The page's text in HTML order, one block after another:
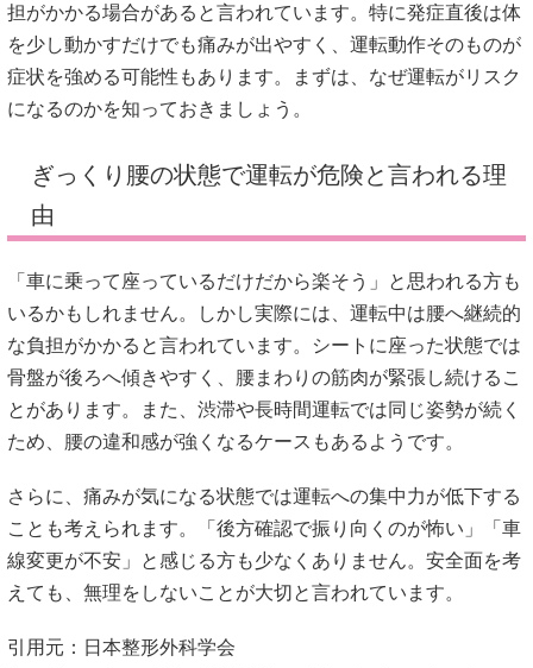
担がかかる場合があると言われています。特に発症直後は体
を少し動かすだけでも痛みが出やすく、運転動作そのものが
症状を強める可能性もあります。まずは、なぜ運転がリスク
になるのかを知っておきましょう。
ぎっくり腰の状態で運転が危険と言われる理
由
「車に乗って座っているだけだから楽そう」と思われる方も
いるかもしれません。しかし実際には、運転中は腰へ継続的
な負担がかかると言われています。シートに座った状態では
骨盤が後ろへ傾きやすく、腰まわりの筋肉が緊張し続けるこ
とがあります。また、渋滞や長時間運転では同じ姿勢が続く
ため、腰の違和感が強くなるケースもあるようです。
さらに、痛みが気になる状態では運転への集中力が低下する
ことも考えられます。「後方確認で振り向くのが怖い」「車
線変更が不安」と感じる方も少なくありません。安全面を考
えても、無理をしないことが大切と言われています。
引用元：日本整形外科学会